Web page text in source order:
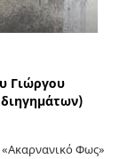
Γιώργου
Φως»